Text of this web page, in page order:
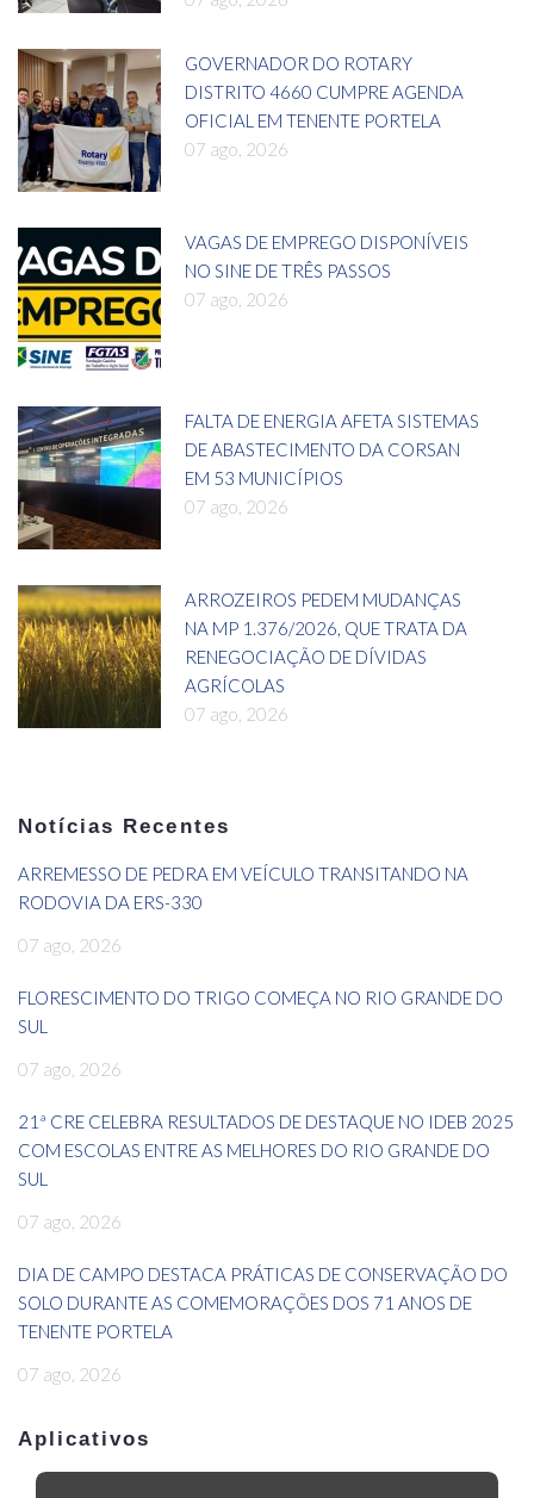
GOVERNADOR DO ROTARY
DISTRITO 4660 CUMPRE AGENDA
OFICIAL EM TENENTE PORTELA
07 ago, 2026
VAGAS DE EMPREGO DISPONÍVEIS
NO SINE DE TRÊS PASSOS
07 ago, 2026
FALTA DE ENERGIA AFETA SISTEMAS
DE ABASTECIMENTO DA CORSAN
EM 53 MUNICÍPIOS
07 ago, 2026
ARROZEIROS PEDEM MUDANÇAS
NA MP 1.376/2026, QUE TRATA DA
RENEGOCIAÇÃO DE DÍVIDAS
AGRÍCOLAS
07 ago, 2026
Notícias Recentes
ARREMESSO DE PEDRA EM VEÍCULO TRANSITANDO NA
RODOVIA DA ERS-330
07 ago, 2026
FLORESCIMENTO DO TRIGO COMEÇA NO RIO GRANDE DO
SUL
07 ago, 2026
21ª CRE CELEBRA RESULTADOS DE DESTAQUE NO IDEB 2025
COM ESCOLAS ENTRE AS MELHORES DO RIO GRANDE DO
SUL
07 ago, 2026
DIA DE CAMPO DESTACA PRÁTICAS DE CONSERVAÇÃO DO
SOLO DURANTE AS COMEMORAÇÕES DOS 71 ANOS DE
TENENTE PORTELA
07 ago, 2026
Aplicativos